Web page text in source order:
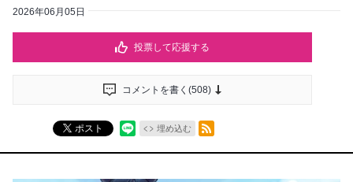
2026年06月05日
投票して応援する
コメントを書く(508)
ポスト 埋め込む
RSSフィード